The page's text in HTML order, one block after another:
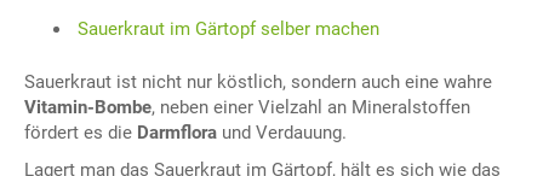
Sauerkraut im Gärtopf selber machen
Sauerkraut ist nicht nur köstlich, sondern auch eine wahre
Vitamin-Bombe, neben einer Vielzahl an Mineralstoffen
fördert es die Darmflora und Verdauung.
Lagert man das Sauerkraut im Gärtopf, hält es sich wie das